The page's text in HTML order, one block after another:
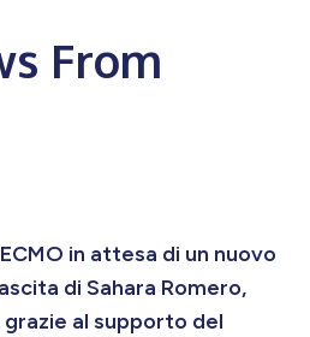
From
in attesa di un nuovo
di Sahara Romero,
al supporto del